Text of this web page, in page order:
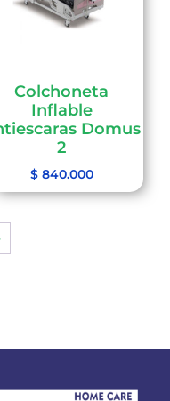
Colchoneta
Inflable
Domus
2
$840.000